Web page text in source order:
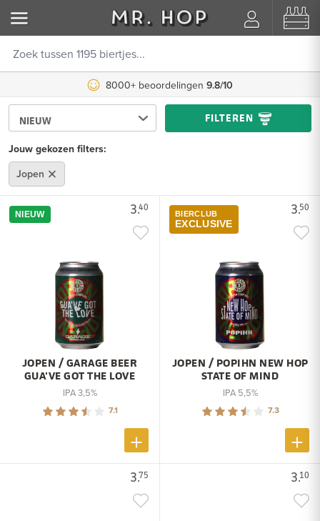
8000+ beoordelingen 9.8/10
FILTEREN
Jouw gekozen filters:
Jopen
3.40
NIEUW
JOPEN / GARAGE BEER
GUA'VE GOT THE LOVE
IPA 3,5%
7.1
3.50
BIERCLUB
EXCLUSIVE
JOPEN / POPIHN NEW HOP
STATE OF MIND
IPA 5,5%
7.3
3.75 3.10